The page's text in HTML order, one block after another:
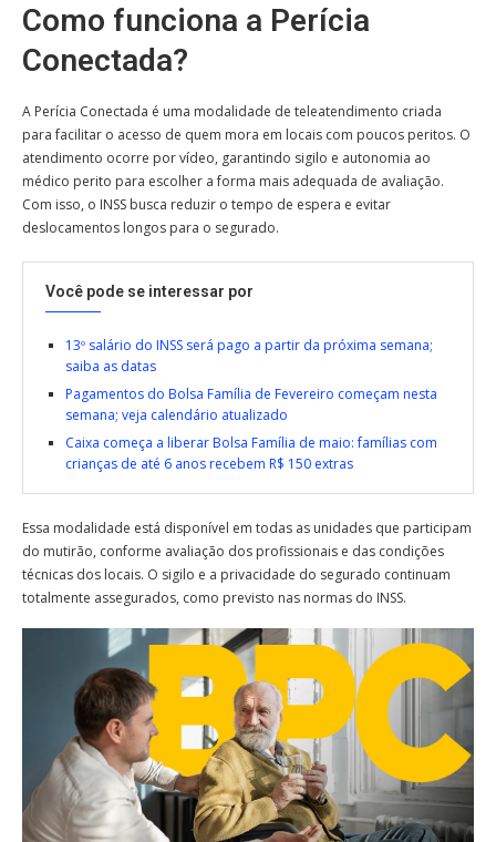
Como funciona a Perícia
Conectada?
A Perícia Conectada é uma modalidade de teleatendimento criada
para facilitar o acesso de quem mora em locais com poucos peritos. O
atendimento ocorre por vídeo, garantindo sigilo e autonomia ao
médico perito para escolher a forma mais adequada de avaliação.
Com isso, o INSS busca reduzir o tempo de espera e evitar
deslocamentos longos para o segurado.
Você pode se interessar por
13º salário do INSS será pago a partir da próxima semana;
saiba as datas
Pagamentos do Bolsa Família de Fevereiro começam nesta
semana; veja calendário atualizado
Caixa começa a liberar Bolsa Família de maio: famílias com
crianças de até 6 anos recebem R$ 150 extras
Essa modalidade está disponível em todas as unidades que participam
do mutirão, conforme avaliação dos profissionais e das condições
técnicas dos locais. O sigilo e a privacidade do segurado continuam
totalmente assegurados, como previsto nas normas do INSS.